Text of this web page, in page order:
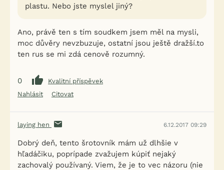
plastu. Nebo jste myslel jiný?
Ano, právě ten s tím soudkem jsem měl na mysli,
moc důvěry nevzbuzuje, ostatní jsou ještě dražší.to
ten rus se mi zdá cenově rozumný.
0
Kvalitní příspěvek
Nahlásit
Citovat
laying hen 6.12.2017 09:29
Dobrý deň, tento šrotovník mám už dlhšie v
hľadáčiku, poprípade zvažujem kúpiť nejaký
zachovalý používaný. Viem, že je to vec názoru (nie